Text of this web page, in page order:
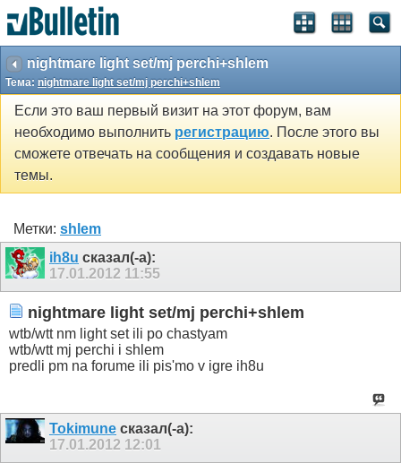
nightmare light set/mj perchi+shlem
Тема: nightmare light set/mj perchi+shlem
Если это ваш первый визит на этот форум, вам
необходимо выполнить регистрацию. После этого вы
сможете отвечать на сообщения и создавать новые
темы.
Метки: shlem
ih8u сказал(-а):
17.01.2012 11:55
nightmare light set/mj perchi+shlem
wtb/wtt nm light set ili po chastyam
wtb/wtt mj perchi i shlem
predli pm na forume ili pis'mo v igre ih8u
Tokimune сказал(-а):
17.01.2012 12:01